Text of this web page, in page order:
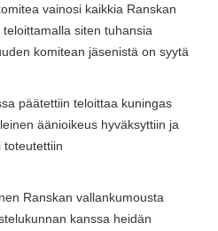
vainosi kaikkia Ranskan
siten tuhansia
komitean jäsenistä on syytä
päätettiin teloittaa kuningas
äänioikeus hyväksyttiin ja
toteutettiin
Ranskan vallankumousta
kanssa heidän